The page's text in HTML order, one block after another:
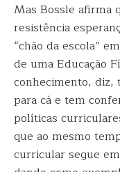
Mas Bossle afirma
resistência
“chão da escola”
de uma Educação
conhecimento, diz,
para cá e tem
políticas
que ao mesmo
curricular segue